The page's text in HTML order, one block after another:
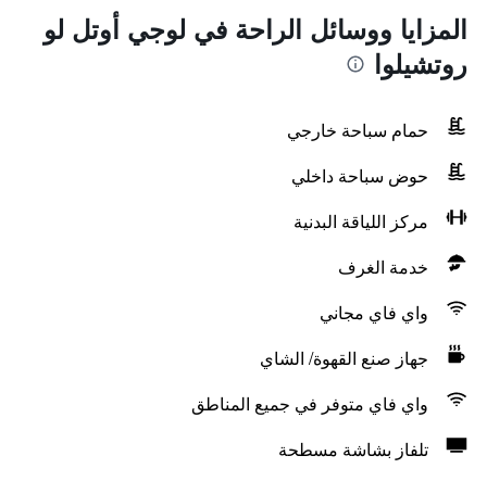
المزايا ووسائل الراحة في لوجي أوتل لو
روتشيلوا
حمام سباحة خارجي
حوض سباحة داخلي
مركز اللياقة البدنية
خدمة الغرف
واي فاي مجاني
جهاز صنع القهوة/ الشاي
واي فاي متوفر في جميع المناطق
تلفاز بشاشة مسطحة